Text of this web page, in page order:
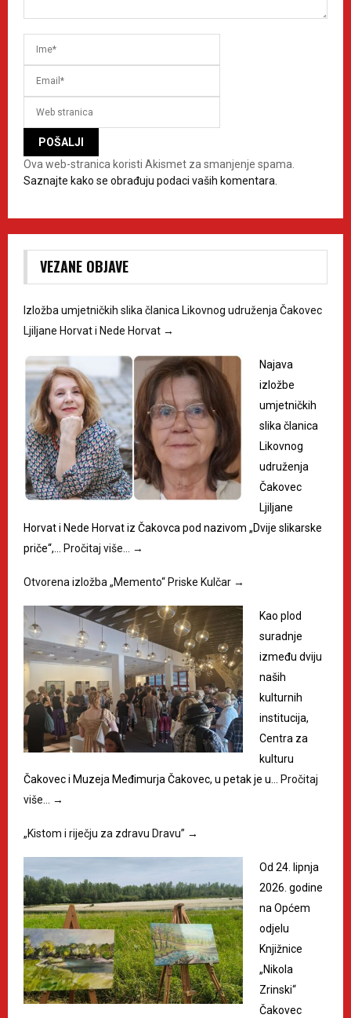
Ova web-stranica koristi Akismet za smanjenje spama.
Saznajte kako se obrađuju podaci vaših komentara.
VEZANE OBJAVE
Izložba umjetničkih slika članica Likovnog udruženja Čakovec
Ljiljane Horvat i Nede Horvat →
Najava
izložbe
umjetničkih
slika članica
Likovnog
udruženja
Čakovec
Ljiljane
Horvat i Nede Horvat iz Čakovca pod nazivom „Dvije slikarske
priče“,… Pročitaj više… →
Otvorena izložba „Memento“ Priske Kulčar →
Kao plod
suradnje
između dviju
naših
kulturnih
institucija,
Centra za
kulturu
Čakovec i Muzeja Međimurja Čakovec, u petak je u… Pročitaj
više… →
„Kistom i riječju za zdravu Dravu” →
Od 24. lipnja
2026. godine
na Općem
odjelu
Knjižnice
„Nikola
Zrinski“
Čakovec